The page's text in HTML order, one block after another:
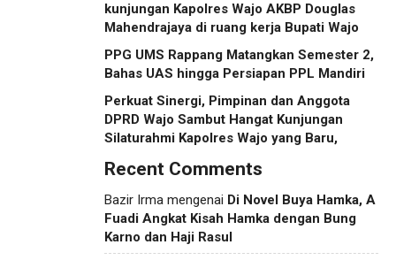
kunjungan Kapolres Wajo AKBP Douglas
Mahendrajaya di ruang kerja Bupati Wajo
PPG UMS Rappang Matangkan Semester 2,
Bahas UAS hingga Persiapan PPL Mandiri
Perkuat Sinergi, Pimpinan dan Anggota
DPRD Wajo Sambut Hangat Kunjungan
Silaturahmi Kapolres Wajo yang Baru,
Recent Comments
Bazir Irma mengenai Di Novel Buya Hamka, A
Fuadi Angkat Kisah Hamka dengan Bung
Karno dan Haji Rasul